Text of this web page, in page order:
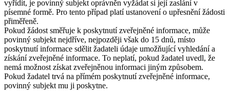
vyřídit, je povinný subjekt oprávněn vyžádat si její zaslání v
písemné formě. Pro tento případ platí ustanovení o upřesnění žádosti
přiměřeně.
Pokud žádost směřuje k poskytnutí zveřejněné informace, může
povinný subjekt nejdříve, nejpozději však do 15 dnů, místo
poskytnutí informace sdělit žadateli údaje umožňující vyhledání a
získání zveřejněné informace. To neplatí, pokud žadatel uvedl, že
nemá možnost získat zveřejněnou informaci jiným způsobem.
Pokud žadatel trvá na přímém poskytnutí zveřejněné informace,
povinný subjekt mu ji poskytne.